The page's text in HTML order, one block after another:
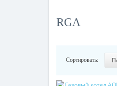
RGA
Сортировать: